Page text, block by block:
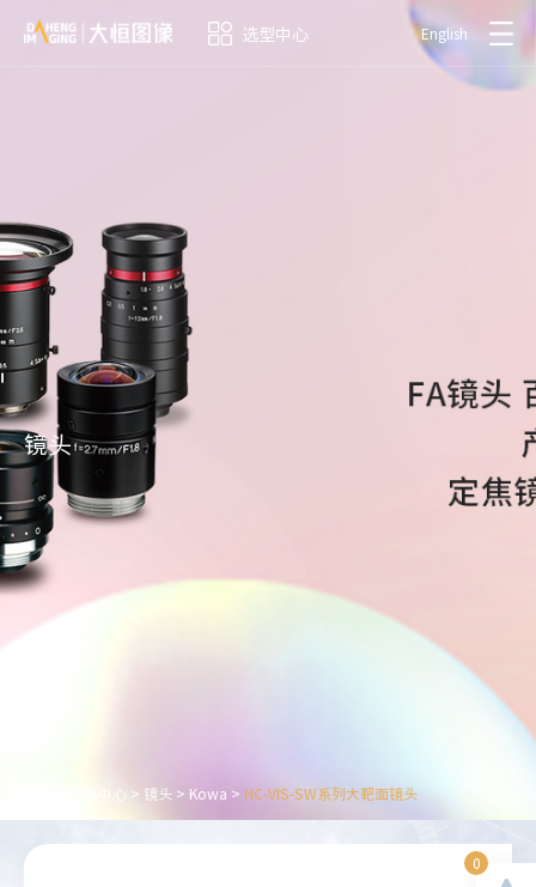
选型中心 English
镜头
产品中心 > 镜头 > Kowa > HC-VIS-SW系列大靶面镜头
0